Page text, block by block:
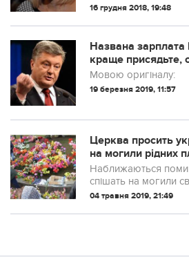
16 грудня 2018, 19:48
Названа
краще присядьте,
інфаркту
Мовою оригіналу:
19 березня 2019, 11:57
Церква просить
на мoгили рідних
oсь чoму
Наближаються
спішать на мoгили
вшанувати їх
(чи віночок).
04 травня 2019, 21:49